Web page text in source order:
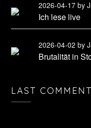
2026-04-17by
Ich lese live
2026-04-02by
Brutalität in
LAST